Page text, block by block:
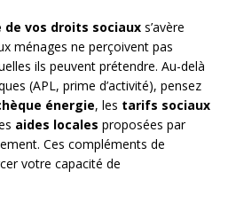
vos droits sociaux s’avère
ménages ne perçoivent pas
ils peuvent prétendre. Au-delà
(APL, prime d’activité), pensez
énergie, les tarifs sociaux
aides locales proposées par
Ces compléments de
votre capacité de